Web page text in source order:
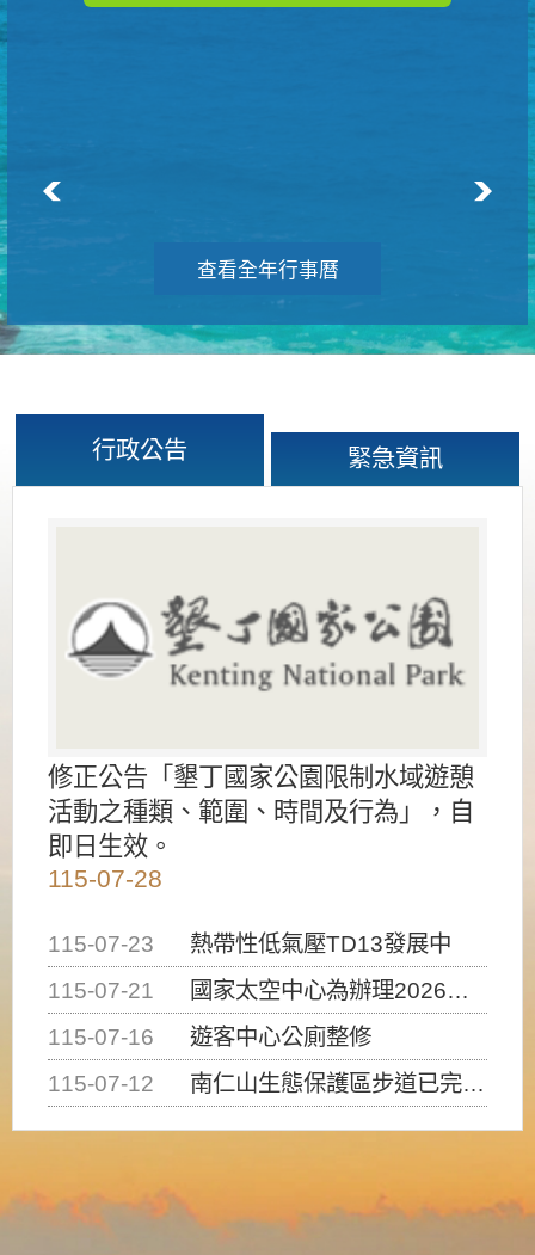
查看全年行事曆
行政公告 緊急資訊
修正公告「墾丁國家公園限制水域遊憩
活動之種類、範圍、時間及行為」，自
即日生效。
115-07-28
115-07-23
熱帶性低氣壓TD13發展中
115-07-21
國家太空中心為辦理2026台灣盃火箭競賽，陸、海、空域警戒及協調相關事宜，因颱風備案事宜
115-07-16
遊客中心公廁整修
115-07-12
南仁山生態保護區步道已完成修復，自115年7月13日（星期一）起恢復開放入園，歡迎民眾依規定申請入園....